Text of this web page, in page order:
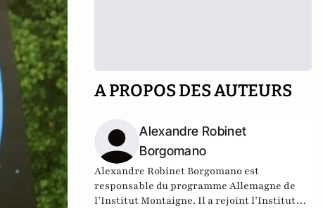
A PROPOS DES AUTEURS
Alexandre Robinet
Borgomano
Alexandre Robinet Borgomano est
responsable du programme Allemagne de
l’Institut Montaigne. Il a rejoint l’Institut